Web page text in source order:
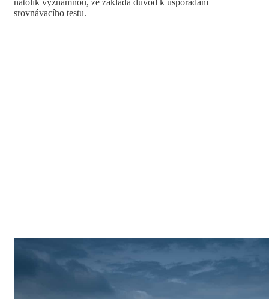
natolik významnou, že zakládá důvod k uspořádání
srovnávacího testu.